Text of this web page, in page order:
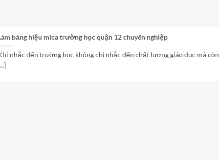
bảng hiệu mica trường học quận 12 chuyên nghiệp
nhắc đến trường học không chỉ nhắc đến chất lượng giáo dục mà còn